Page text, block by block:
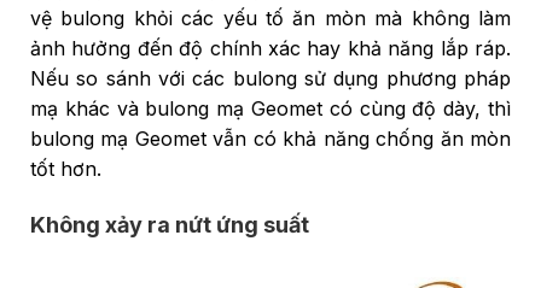
vệ bulong khỏi các yếu tố ăn mòn mà không làm
ảnh hưởng đến độ chính xác hay khả năng lắp ráp.
Nếu so sánh với các bulong sử dụng phương pháp
mạ khác và bulong mạ Geomet có cùng độ dày, thì
bulong mạ Geomet vẫn có khả năng chống ăn mòn
tốt hơn.
Không xảy ra nứt ứng suất